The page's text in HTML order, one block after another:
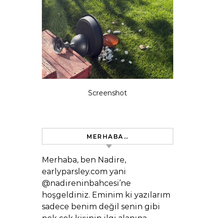
Screenshot
MERHABA…
Merhaba, ben Nadire,
earlyparsley.com yani
@nadireninbahcesi’ne
hoşgeldiniz. Eminim ki yazılarım
sadece benim değil senin gibi